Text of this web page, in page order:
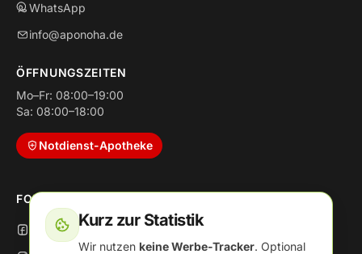
WhatsApp
info@aponoha.de
ÖFFNUNGSZEITEN
Mo–Fr: 08:00–19:00
Sa: 08:00–18:00
Notdienst-Apotheke
FOLGE UNS
FacebookKurz zur Statistik
Wir nutzen keine Werbe-Tracker. Optional